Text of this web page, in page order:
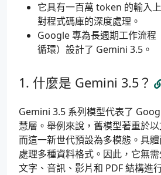
它具有一百萬 token 的輸入
對程式碼庫的深度處理。
Google 專為長週期工作流程
循環）設計了 Gemini 3.5。
什麼是 Gemini 3.5？
Gemini 3.5 系列模型代表了
慧層。舉例來說，舊模型著重於
而這一新世代預設為多模態。具
處理多種資料格式。因此，它無
文字、音訊、影片和 PDF 結構進